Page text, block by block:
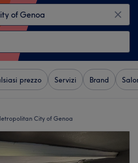
prezzo Servizi Brand
City of Genoa